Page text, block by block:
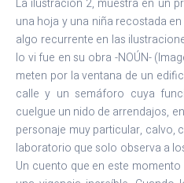
La ilustración 2, muestra en un
una hoja y una niña recostada
algo recurrente en las
lo vi fue en su obra -NOÚN-
meten por la ventana de un
calle y un semáforo cuya
cuelgue un nido de arrendajos,
personaje muy particular, calvo,
laboratorio que solo observa a
Un cuento que en este